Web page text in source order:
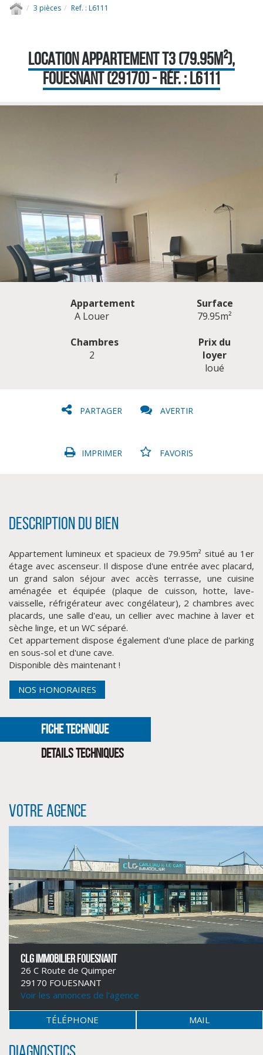
3 pièces Ref. : L6111
LOCATION APPARTEMENT T3 (79.95M²),
FOUESNANT (29170) - RÉF. : L6111
CLIQUER ICI POUR AGRANDIR
CLIQUER ICI POUR AGRANDIR
Appartement
A Louer
Surface
79.95m²
Chambres
2
Prix du
loyer
loué
PARTAGER AVERTIR
IMPRIMER FAVORIS
Description du bien
Appartement lumineux et spacieux de 79.95m² situé au 1er
étage avec ascenseur. Il dispose d'une entrée avec placard,
un grand salon séjour avec accès terrasse, une cuisine
aménagée et équipée (plaque de cuisson, hotte, lave-
vaisselle, réfrigérateur avec congélateur), 2 chambres avec
placards, une salle d'eau, un cellier avec machine à laver et
sèche linge, et un WC séparé.
Cet appartement dispose également d'une place de parking
en sous-sol et d'une cave.
Disponible dès maintenant !
NOS HONORAIRES
FICHE TECHNIQUE
DETAILS TECHNIQUES
Votre agence
CLG IMMOBILIER FOUESNANT
26 C Route de Quimper
29170 FOUESNANT
Voir les annonces de l'agence
TÉLÉPHONE MAIL